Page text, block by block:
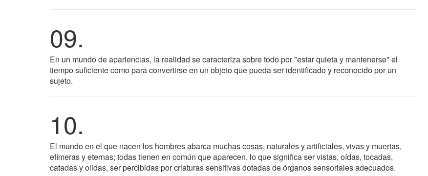
09.
En un mundo de apariencias, la realidad se caracteriza sobre todo por "estar quieta y mantenerse" el
tiempo suficiente como para convertirse en un objeto que pueda ser identificado y reconocido por un
sujeto.
10.
El mundo en el que nacen los hombres abarca muchas cosas, naturales y artificiales, vivas y muertas,
efímeras y eternas; todas tienen en común que aparecen, lo que significa ser vistas, oídas, tocadas,
catadas y olidas, ser percibidas por criaturas sensitivas dotadas de órganos sensoriales adecuados.